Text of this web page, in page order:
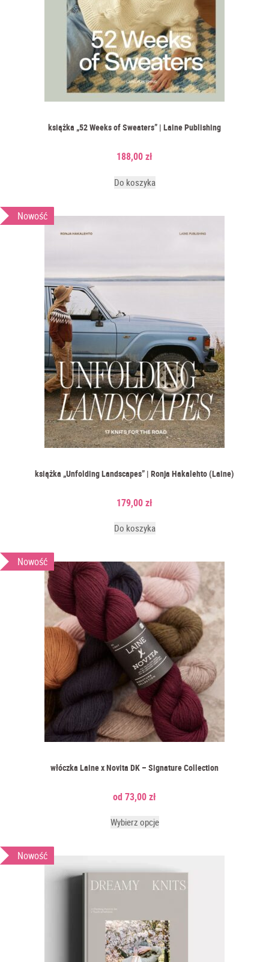
książka „52 Weeks of Sweaters” | Laine Publishing
188,00zł
Do koszyka
Nowość
książka „Unfolding Landscapes” | Ronja Hakalehto (Laine)
179,00zł
Do koszyka
Nowość
włóczka Laine x Novita DK – Signature Collection
73,00zł
Wybierz opcje
Nowość